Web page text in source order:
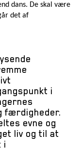
dans. De skal være
det af
i
færdigheder.
evne og
liv og til at
i